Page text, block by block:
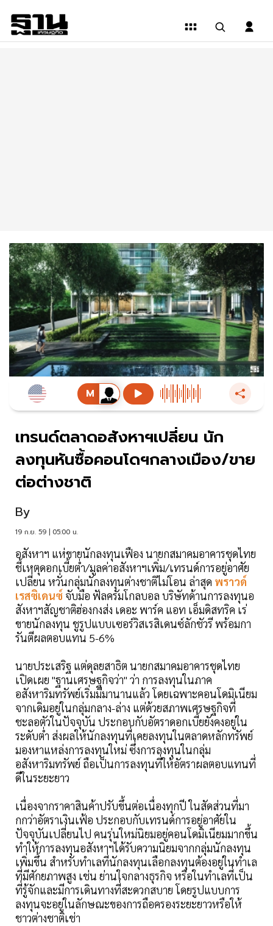
เทรนด์ตลาดอสังหาฯเปลี่ยน นัก
ลงทุนหันซื้อคอนโดฯกลางเมือง/ขาย
ต่อต่างชาติ
By
19 ก.ย. 59 | 05:00 น.
อสังหาฯ แห่ขายนักลงทุนเฟื่อง นายกสมาคมอาคารชุดไทย
ชี้เหตุดอกเบี้ยต่ำ/มูลค่าอสังหาฯเพิ่ม/เทรนด์การอยู่อาศัย
เปลี่ยน หวั่นกลุ่มนักลงทุนต่างชาติไม่โอน ล่าสุด พราวด์
เรสซิเดนซ์ จับมือ ฟัลครัมโกลบอล บริษัทด้านการลงทุนอ
สังหาฯสัญชาติฮ่องกงส่ง เดอะ พาร์ค แอท เอ็มดิสทริค เร่
ขายนักลงทุน ชูรูปแบบเซอร์วิสเรสิเดนซ์ลักชัวรี พร้อมกา
รันตีผลตอบแทน 5-6%
นายประเสริฐ แต่ดุลยสาธิต นายกสมาคมอาคารชุดไทย
เปิดเผย "ฐานเศรษฐกิจว่า" ว่า การลงทุนในภาค
อสังหาริมทรัพย์เริ่มมีมานานแล้ว โดยเฉพาะคอนโดมิเนียม
จากเดิมอยู่ในกลุ่มกลาง-ล่าง แต่ด้วยสภาพเศรษฐกิจที่
ชะลอตัวในปัจจุบัน ประกอบกับอัตราดอกเบี้ยยังคงอยู่ใน
ระดับต่ำ ส่งผลให้นักลงทุนที่เคยลงทุนในตลาดหลักทรัพย์
มองหาแหล่งการลงทุนใหม่ ซึ่งการลงทุนในกลุ่ม
อสังหาริมทรัพย์ ถือเป็นการลงทุนที่ให้อัตราผลตอบแทนที่
ดีในระยะยาว
เนื่องจากราคาสินค้าปรับขึ้นต่อเนื่องทุกปี ในสัดส่วนที่มา
กกว่าอัตราเงินเฟ้อ ประกอบกับเทรนด์การอยู่อาศัยใน
ปัจจุบันเปลี่ยนไป คนรุ่นใหม่นิยมอยู่คอนโดมิเนียมมากขึ้น
ทำให้การลงทุนอสังหาฯได้รับความนิยมจากกลุ่มนักลงทุน
เพิ่มขึ้น สำหรับทำเลที่นักลงทุนเลือกลงทุนต้องอยู่ในทำเล
ที่มีศักยภาพสูง เช่น ย่านใจกลางธุรกิจ หรือในทำเลที่เป็น
ที่รู้จักและมีการเดินทางที่สะดวกสบาย โดยรูปแบบการ
ลงทุนจะอยู่ในลักษณะของการถือครองระยะยาวหรือให้
ชาวต่างชาติเช่า